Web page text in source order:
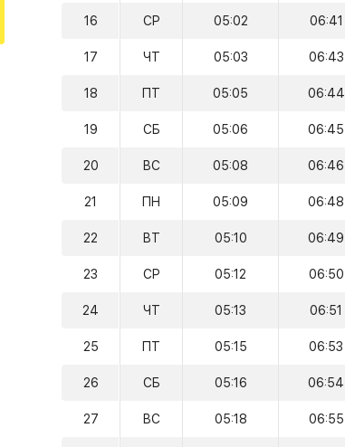
16 СР 05:02 06:41
17 ЧТ 05:03 06:43
18 ПТ 05:05 06:44
19 СБ 05:06 06:45
20 ВС 05:08 06:46
21 ПН 05:09 06:48
22 ВТ 05:10 06:49
23 СР 05:12 06:50
24 ЧТ 05:13 06:51
25 ПТ 05:15 06:53
26 СБ 05:16 06:54
27 ВС 05:18 06:55